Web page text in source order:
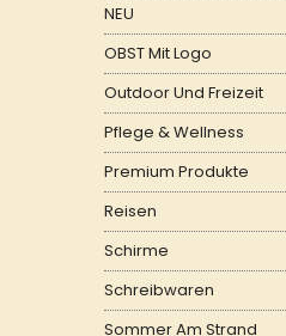
NEU
OBST Mit Logo
Outdoor Und Freizeit
Pflege & Wellness
Premium Produkte
Reisen
Schirme
Schreibwaren
Sommer Am Strand